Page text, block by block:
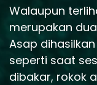
Walaupun
merupakan
Asap
seperti saat
dibakar, rokok